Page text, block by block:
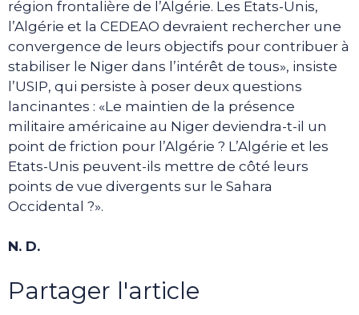
région frontalière de l’Algérie. Les Etats-Unis,
l’Algérie et la CEDEAO devraient rechercher une
convergence de leurs objectifs pour contribuer à
stabiliser le Niger dans l’intérêt de tous», insiste
l’USIP, qui persiste à poser deux questions
lancinantes : «Le maintien de la présence
militaire américaine au Niger deviendra-t-il un
point de friction pour l’Algérie ? L’Algérie et les
Etats-Unis peuvent-ils mettre de côté leurs
points de vue divergents sur le Sahara
Occidental ?».
N. D.
Partager l'article